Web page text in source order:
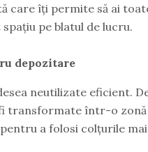
care îți permite să ai
pe blatul de lucru.
depozitare
neutilizate eficient.
transformate într-o
a folosi colțurile mai